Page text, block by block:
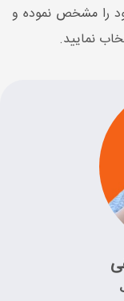
را مشخص نموده و
نمایید.